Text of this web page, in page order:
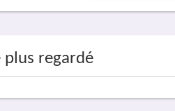
plus regardé